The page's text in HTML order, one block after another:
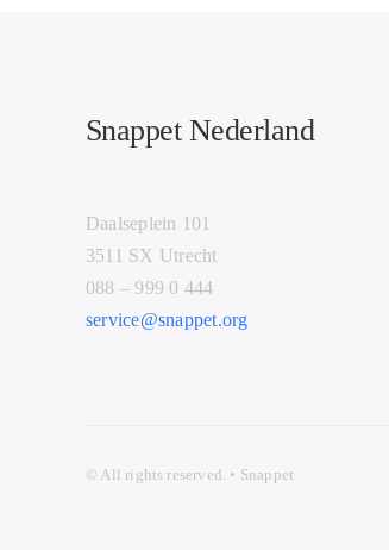
Snappet Nederland
Daalseplein 101
3511 SX Utrecht
088 – 999 0 444
service@snappet.org
© All rights reserved. • Snappet